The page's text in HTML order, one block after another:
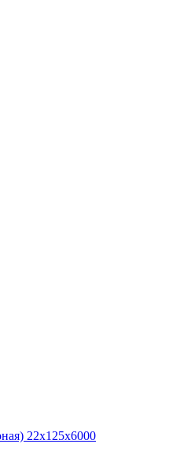
22х125х6000